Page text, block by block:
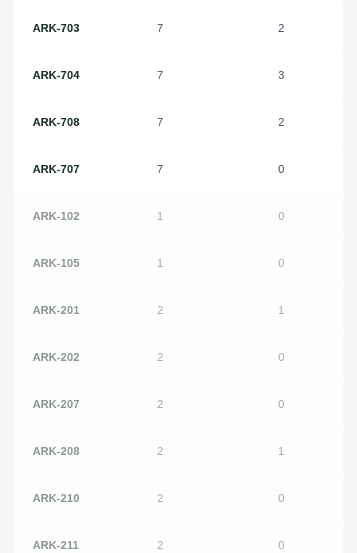
ARK-703 7 2
ARK-704 7 3
ARK-708 7 2
ARK-707 7 0
ARK-102 1 0
ARK-105 1 0
ARK-201 2 1
ARK-202 2 0
ARK-207 2 0
ARK-208 2 1
ARK-210 2 0
ARK-211 2 0